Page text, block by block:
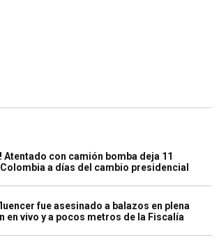
Atentado con camión bomba deja 11
a días del cambio presidencial
fue asesinado a balazos en plena
en vivo y a pocos metros de la Fiscalía